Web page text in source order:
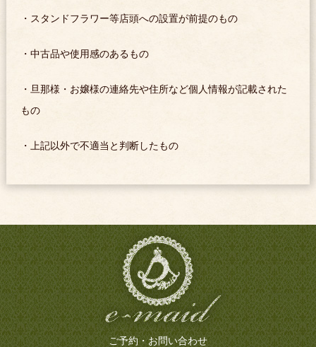
・スタンドフラワー等店頭への設置が前提のもの
・中古品や使用感のあるもの
・旦那様・お嬢様の連絡先や住所など個人情報が記載された
もの
・上記以外で不適当と判断したもの
ご予約・お問い合わせ